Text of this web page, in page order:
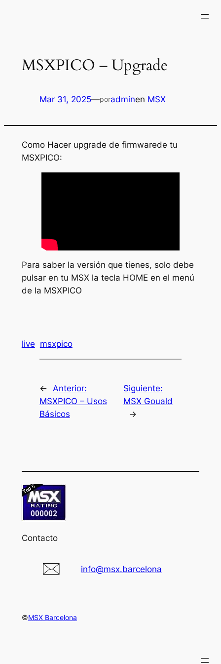
MSXPICO – Upgrade
Mar 31, 2025—poradminen MSX
Como Hacer upgrade de firmwarede tu
MSXPICO:
Para saber la versión que tienes, solo debe
pulsar en tu MSX la tecla HOME en el menú
de la MSXPICO
live msxpico
←
Anterior:
MSXPICO – Usos
Básicos
Siguiente:
MSX Gouald
→
Contacto
info@msx.barcelona
©MSX Barcelona